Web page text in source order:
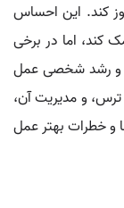
کند. این احساس
اما در برخی
و رشد شخصی عمل
و مدیریت آن،
و خطرات بهتر عمل